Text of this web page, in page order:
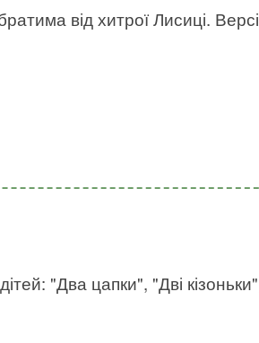
від хитрої Лисиці.
"Два цапки", "Дві